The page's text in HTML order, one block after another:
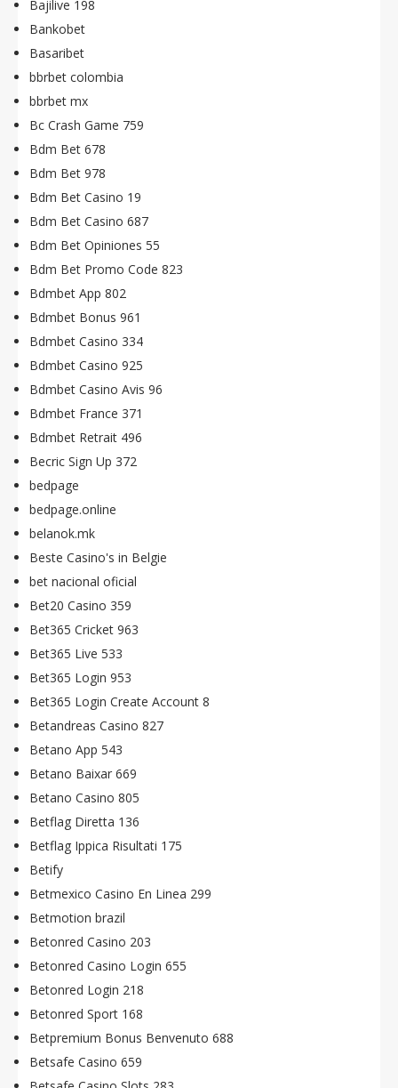
Bajilive 198
Bankobet
Basaribet
bbrbet colombia
bbrbet mx
Bc Crash Game 759
Bdm Bet 678
Bdm Bet 978
Bdm Bet Casino 19
Bdm Bet Casino 687
Bdm Bet Opiniones 55
Bdm Bet Promo Code 823
Bdmbet App 802
Bdmbet Bonus 961
Bdmbet Casino 334
Bdmbet Casino 925
Bdmbet Casino Avis 96
Bdmbet France 371
Bdmbet Retrait 496
Becric Sign Up 372
bedpage
bedpage.online
belanok.mk
Beste Casino's in Belgie
bet nacional oficial
Bet20 Casino 359
Bet365 Cricket 963
Bet365 Live 533
Bet365 Login 953
Bet365 Login Create Account 8
Betandreas Casino 827
Betano App 543
Betano Baixar 669
Betano Casino 805
Betflag Diretta 136
Betflag Ippica Risultati 175
Betify
Betmexico Casino En Linea 299
Betmotion brazil
Betonred Casino 203
Betonred Casino Login 655
Betonred Login 218
Betonred Sport 168
Betpremium Bonus Benvenuto 688
Betsafe Casino 659